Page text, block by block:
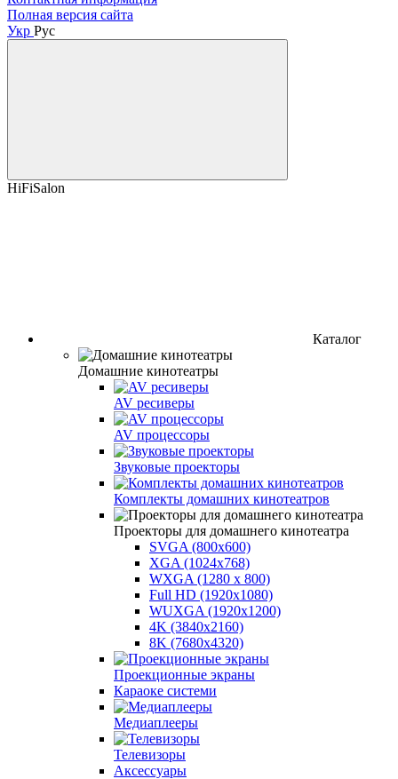
Полная версия сайта
Укр Рус
HiFiSalon
Каталог
Домашние кинотеатры
AV ресиверы
AV процессоры
Звуковые проекторы
Комплекты домашних кинотеатров
Проекторы для домашнего кинотеатра
SVGA (800x600)
XGA (1024x768)
WXGA (1280 x 800)
Full HD (1920x1080)
WUXGA (1920x1200)
4K (3840x2160)
8K (7680x4320)
Проекционные экраны
Караоке системи
Медиаплееры
Телевизоры
Аксессуары